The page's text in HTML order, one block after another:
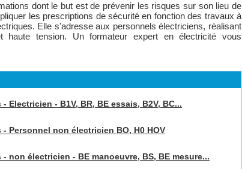
dont le but est de prévenir les risques sur son lieu de
les prescriptions de sécurité en fonction des travaux à
Elle s'adresse aux personnels électriciens, réalisant
tension. Un formateur expert en électricité vous
- B1V, BR, BE essais, B2V, BC...
Personnel non électricien BO, H0 HOV
électricien - BE manoeuvre, BS, BE mesure...